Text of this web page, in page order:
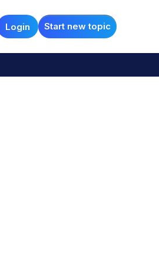
Start new topic
Login